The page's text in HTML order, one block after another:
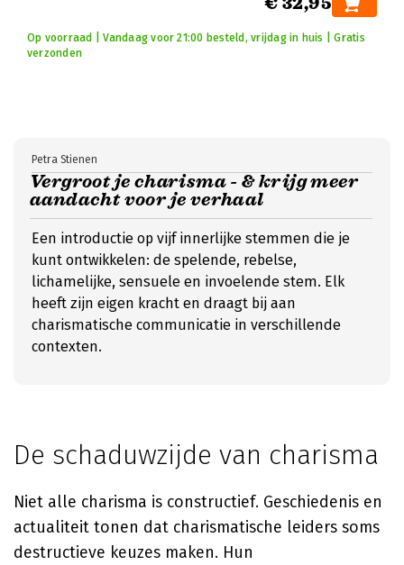
Op voorraad | Vandaag voor 21:00 besteld, vrijdag in huis | Gratis
verzonden
Vergroot je charisma - & krijg meer
aandacht voor je verhaal
Petra Stienen
Een introductie op vijf innerlijke stemmen die je
kunt ontwikkelen: de spelende, rebelse,
lichamelijke, sensuele en invoelende stem. Elk
heeft zijn eigen kracht en draagt bij aan
charismatische communicatie in verschillende
contexten.
De schaduwzijde van charisma
Niet alle charisma is constructief. Geschiedenis en
actualiteit tonen dat charismatische leiders soms
destructieve keuzes maken. Hun